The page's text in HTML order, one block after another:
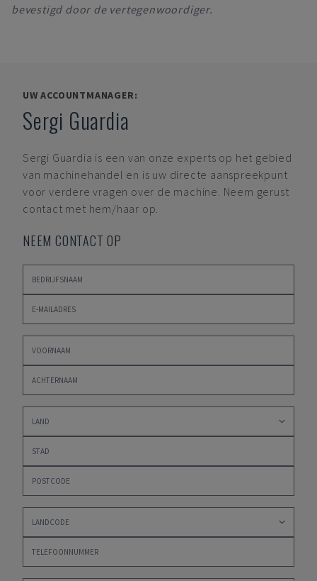
bevestigd door de vertegenwoordiger.
UW ACCOUNTMANAGER:
Sergi Guardia
Sergi Guardia is een van onze experts op het gebied
van machinehandel en is uw directe aanspreekpunt
voor verdere vragen over de machine. Neem gerust
contact met hem/haar op.
NEEM CONTACT OP